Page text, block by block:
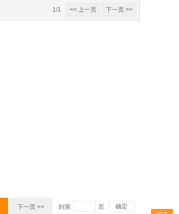
1/1 << 上一页 下一页 >>
下一页 >> 到第 页 确定